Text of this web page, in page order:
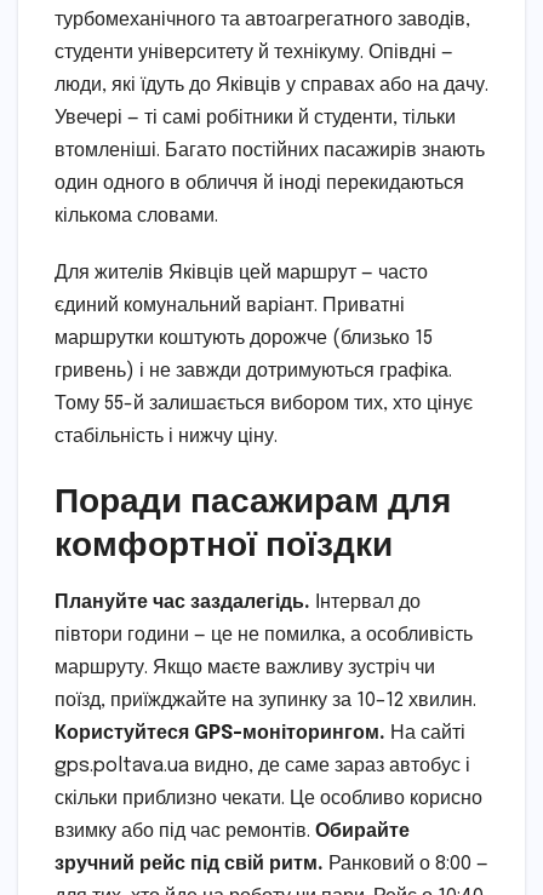
турбомеханічного та автоагрегатного заводів,
студенти університету й технікуму. Опівдні —
люди, які їдуть до Яківців у справах або на дачу.
Увечері — ті самі робітники й студенти, тільки
втомленіші. Багато постійних пасажирів знають
один одного в обличчя й іноді перекидаються
кількома словами.
Для жителів Яківців цей маршрут — часто
єдиний комунальний варіант. Приватні
маршрутки коштують дорожче (близько 15
гривень) і не завжди дотримуються графіка.
Тому 55-й залишається вибором тих, хто цінує
стабільність і нижчу ціну.
Поради пасажирам для
комфортної поїздки
Плануйте час заздалегідь. Інтервал до
півтори години — це не помилка, а особливість
маршруту. Якщо маєте важливу зустріч чи
поїзд, приїжджайте на зупинку за 10–12 хвилин.
Користуйтеся GPS-моніторингом. На сайті
gps.poltava.ua видно, де саме зараз автобус і
скільки приблизно чекати. Це особливо корисно
взимку або під час ремонтів. Обирайте
зручний рейс під свій ритм. Ранковий о 8:00 —